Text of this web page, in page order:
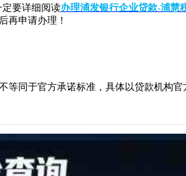
要详细阅读办理浦发银行企业贷款-浦慧
再申请办理！
同于官方承诺标准，具体以贷款机构